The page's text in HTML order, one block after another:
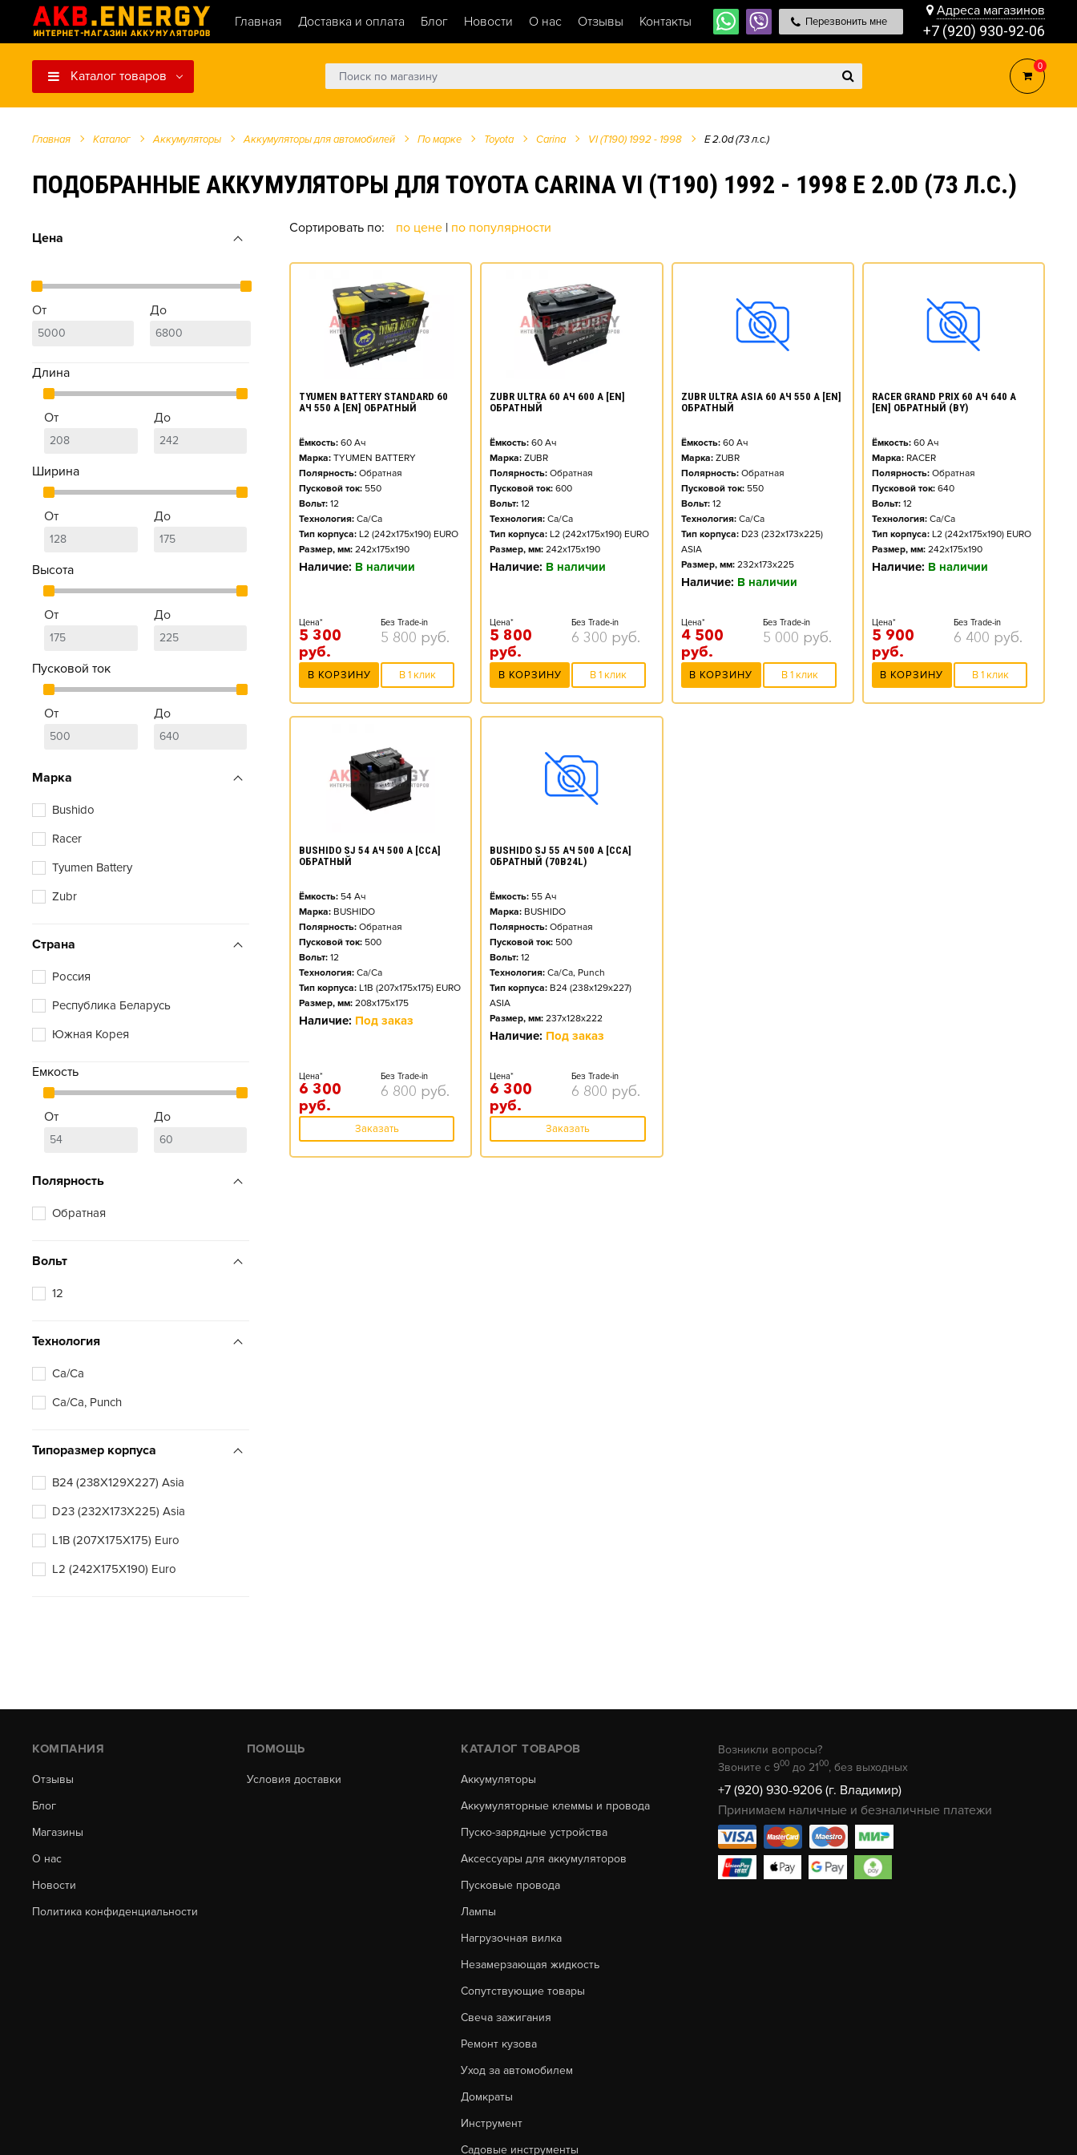
Главная Доставка и оплата Блог Новости О нас Отзывы Контакты Перезвонить мне
Адреса магазинов
+7 (920) 930-92-06
Каталог товаров
0
Главная Каталог Аккумуляторы Аккумуляторы для автомобилей По марке Toyota Carina VI (T190) 1992 - 1998 E 2.0d (73 л.с.)
ПОДОБРАННЫЕ АККУМУЛЯТОРЫ ДЛЯ TOYOTA CARINA VI (T190) 1992 - 1998 E 2.0D (73 Л.С.)
Цена
От До
Длина
От До
Ширина
От До
Высота
От До
Пусковой ток
От До
Марка
Bushido
Racer
Tyumen Battery
Zubr
Страна
Россия
Республика Беларусь
Южная Корея
Емкость
От До
Полярность
Обратная
Вольт
12
Технология
Ca/Ca
Ca/Ca, Punch
Типоразмер корпуса
B24 (238X129X227) Asia
D23 (232X173X225) Asia
L1B (207X175X175) Euro
L2 (242X175X190) Euro
Сортировать по: по цене | по популярности
TYUMEN BATTERY STANDARD 60
АЧ 550 А [EN] ОБРАТНЫЙ
Ёмкость: 60 Ач
Марка: TYUMEN BATTERY
Полярность: Обратная
Пусковой ток: 550
Вольт: 12
Технология: Ca/Ca
Тип корпуса: L2 (242x175x190) EURO
Размер, мм: 242x175x190
Наличие: В наличии
Цена*
5 300
руб.
Без Trade-in
5 800 руб.
В КОРЗИНУ В 1 клик
ZUBR ULTRA 60 АЧ 600 А [EN]
ОБРАТНЫЙ
Ёмкость: 60 Ач
Марка: ZUBR
Полярность: Обратная
Пусковой ток: 600
Вольт: 12
Технология: Ca/Ca
Тип корпуса: L2 (242x175x190) EURO
Размер, мм: 242x175x190
Наличие: В наличии
Цена*
5 800
руб.
Без Trade-in
6 300 руб.
В КОРЗИНУ В 1 клик
ZUBR ULTRA ASIA 60 АЧ 550 А [EN]
ОБРАТНЫЙ
Ёмкость: 60Ач
Марка: ZUBR
Полярность: Обратная
Пусковой ток: 550
Вольт: 12
Технология: Ca/Ca
Тип корпуса: D23 (232x173x225)
ASIA
Размер, мм: 232x173x225
Наличие: В наличии
Цена*
4 500
руб.
Без Trade-in
5 000 руб.
В КОРЗИНУ В 1 клик
RACER GRAND PRIX 60 АЧ 640 А
[EN] ОБРАТНЫЙ (BY)
Ёмкость: 60Ач
Марка: RACER
Полярность: Обратная
Пусковой ток: 640
Вольт: 12
Технология: Ca/Ca
Тип корпуса: L2 (242x175x190) EURO
Размер, мм: 242x175x190
Наличие: В наличии
Цена*
5 900
руб.
Без Trade-in
6 400 руб.
В КОРЗИНУ В 1 клик
BUSHIDO SJ 54 АЧ 500 А [CCA]
ОБРАТНЫЙ
Ёмкость: 54 Ач
Марка: BUSHIDO
Полярность: Обратная
Пусковой ток: 500
Вольт: 12
Технология: Ca/Ca
Тип корпуса: L1B (207x175x175) EURO
Размер, мм: 208x175x175
Наличие: Под заказ
Цена*
6 300
руб.
Без Trade-in
6 800 руб.
Заказать
BUSHIDO SJ 55 АЧ 500 А [CCA]
ОБРАТНЫЙ (70B24L)
Ёмкость: 55 Ач
Марка: BUSHIDO
Полярность: Обратная
Пусковой ток: 500
Вольт: 12
Технология: Ca/Ca, Punch
Тип корпуса: B24 (238x129x227)
ASIA
Размер, мм: 237x128x222
Наличие: Под заказ
Цена*
6 300
руб.
Без Trade-in
6 800 руб.
Заказать
КОМПАНИЯ
Отзывы
Блог
Магазины
О нас
Новости
Политика конфиденциальности
ПОМОЩЬ
Условия доставки
КАТАЛОГ ТОВАРОВ
Аккумуляторы
Аккумуляторные клеммы и провода
Пуско-зарядные устройства
Аксессуары для аккумуляторов
Пусковые провода
Лампы
Нагрузочная вилка
Незамерзающая жидкость
Сопутствующие товары
Свеча зажигания
Ремонт кузова
Уход за автомобилем
Домкраты
Инструмент
Садовые инструменты
Возникли вопросы?
Звоните с 900 до 2100, без выходных
+7 (920) 930-9206 (г. Владимир)
Принимаем наличные и безналичные платежи